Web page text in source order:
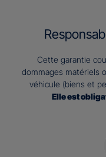
Cette garantie
dommages matériels
véhicule (biens et
Elle est